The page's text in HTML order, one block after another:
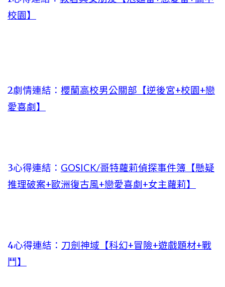
校園】
2劇情連結： 櫻蘭高校男公關部【逆後宮+校園+戀
愛喜劇】
3心得連結： GOSICK/哥特蘿莉偵探事件簿【懸疑
推理破案+歐洲復古風+戀愛喜劇+女主蘿莉】
4心得連結： 刀劍神域【科幻+冒險+遊戲題材+戰
鬥】